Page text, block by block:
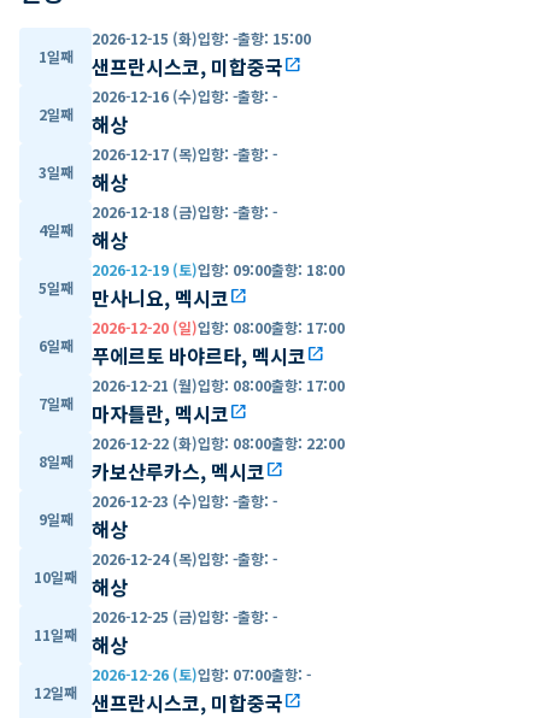
1일째
2026-12-15 (화)입항: -출항: 15:00
샌프란시스코, 미합중국open_in_new
2일째
2026-12-16 (수)입항: -출항: -
해상
3일째
2026-12-17 (목)입항: -출항: -
해상
4일째
2026-12-18 (금)입항: -출항: -
해상
5일째
2026-12-19 (토)입항: 09:00출항: 18:00
만사니요, 멕시코open_in_new
6일째
2026-12-20 (일)입항: 08:00출항: 17:00
푸에르토 바야르타, 멕시코open_in_new
7일째
2026-12-21 (월)입항: 08:00출항: 17:00
마자틀란, 멕시코open_in_new
8일째
2026-12-22 (화)입항: 08:00출항: 22:00
카보산루카스, 멕시코open_in_new
9일째
2026-12-23 (수)입항: -출항: -
해상
10일째
2026-12-24 (목)입항: -출항: -
해상
11일째
2026-12-25 (금)입항: -출항: -
해상
12일째
2026-12-26 (토)입항: 07:00출항: -
샌프란시스코, 미합중국open_in_new